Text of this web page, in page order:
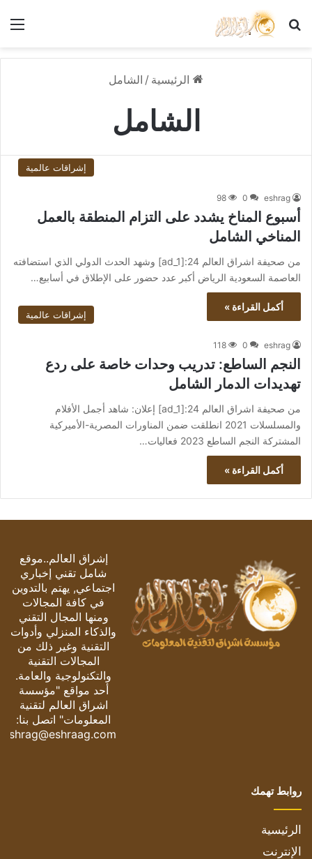
بحث عن
الرئيسية / الشامل
الشامل
إشراقات عالمية
eshrag
0
98
أسبوع المناخ يشدد على التزام المنطقة بالعمل
المناخي الشامل
من صحيفة اشراق العالم 24:[ad_1] وشهد الحدث الدولي الذي استضافته
العاصمة السعودية الرياض أكبر عدد حضور على الإطلاق في أسابيع…
أكمل القراءة »
إشراقات عالمية
eshrag
0
118
النجم الساطع: تدريب وحدات خاصة على ردع
تهديدات الدمار الشامل
من صحيفة اشراق العالم 24:[ad_1] إعلان: شاهد أجمل الأفلام
والمسلسلات 2021 انطلقت ضمن المناورات المصرية-الأميركية
المشتركة النجم الساطع 2023 فعاليات…
أكمل القراءة »
إشراق العالم..موقع
شامل تقني إخباري
اجتماعي, يهتم بالتدوين
في كافة المجالات
ومنها المجال التقني
والذكاء المنزلي وأدوات
التقنية وغير ذلك من
المجالات التقنية
والتكنولوجية والعامة.
أحد مواقع "مؤسسة
اشراق العالم لتقنية
المعلومات" اتصل بنا:
eshrag@eshraag.com
روابط تهمك
الرئيسية
الإنترنت